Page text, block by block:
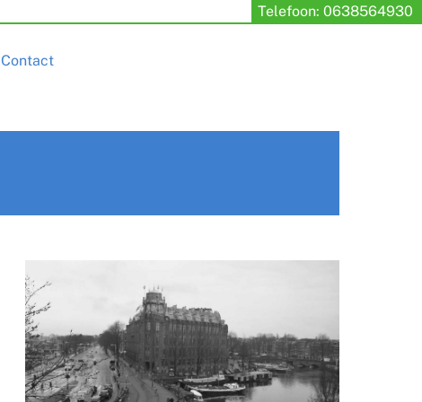
Telefoon: 0638564930
Contact